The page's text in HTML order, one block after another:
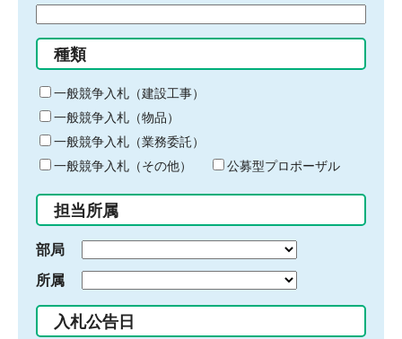
る
キ
ー
ワ
ー
ド
入
力
種類
一般競争入札（建設工事）
一般競争入札（物品）
一般競争入札（業務委託）
一般競争入札（その他）
公募型プロポーザル
担当所属
部局
所属
入札公告日